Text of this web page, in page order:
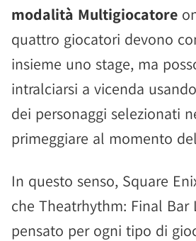
modalità Multigiocatore
quattro giocatori devono
insieme uno stage, ma
intralciarsi a vicenda
dei personaggi selezionati
primeggiare al momento
In questo senso, Square
che Theatrhythm: Final Bar
pensato per ogni tipo di